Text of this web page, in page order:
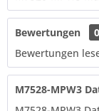
Bewertungen
0
Bewertungen
M7528-MPW3